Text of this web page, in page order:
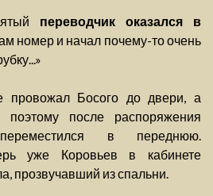
переводчик оказался в
номер и начал почему-то очень
провожал Босого до двери, а
поэтому после распоряжения
в переднюю.
уже Коровьев в кабинете
прозвучавший из спальни.